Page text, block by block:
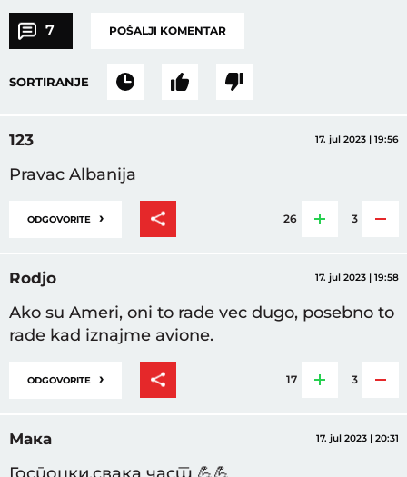
7 POŠALJI KOMENTAR
SORTIRANJE
123 17. jul 2023 | 19:56
Pravac Albanija
ODGOVORITE › 26 3
Rodjo 17. jul 2023 | 19:58
Ako su Ameri, oni to rade vec dugo, posebno to
rade kad iznajme avione.
ODGOVORITE › 17 3
Мака 17. jul 2023 | 20:31